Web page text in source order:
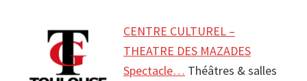
CENTRE CULTUREL –
THEATRE DES MAZADES
Spectacle… Théâtres & salles